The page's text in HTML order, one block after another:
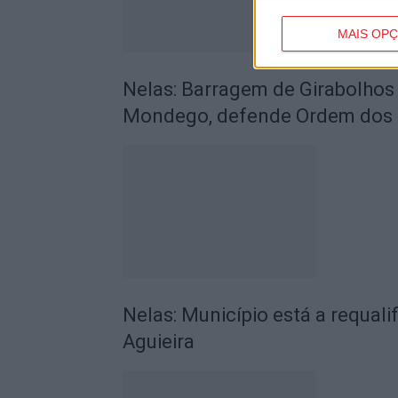
MAIS
Nelas: Barragem de
Mondego, defende Ordem dos
Nelas: Município está a
Aguieira